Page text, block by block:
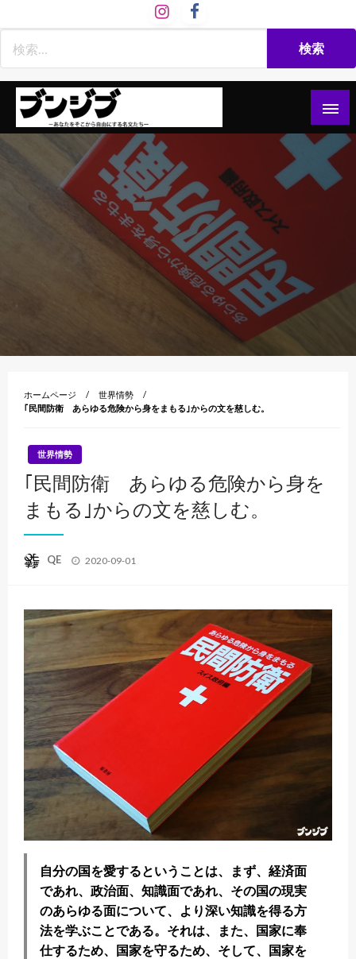
ン
ン
キ
ッ
ブンジブ
文慈部：あなたをそこから自由にする名文たち
ホームページ
世界情勢
｢民間防衛 あらゆる危険から身をまもる｣からの文を慈しむ。
世界情勢
｢民間防衛 あらゆる危険から身を
まもる｣からの文を慈しむ。
QE
投
2020-09-01
自分の国を愛するということは、まず、経済面
であれ、政治面、知識面であれ、その国の現実
のあらゆる面について、より深い知識を得る方
法を学ぶことである。それは、また、国家に奉
仕するため、国家を守るため、そして、国家を